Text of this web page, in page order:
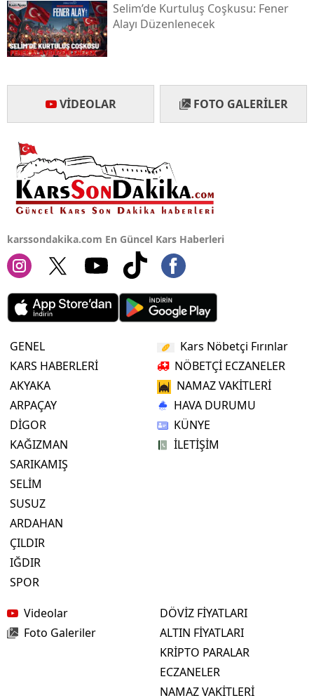
Bartın
Yalova
Karabük
Selim’de Kurtuluş Coşkusu: Fener
Alayı Düzenlenecek
VIDEOLAR FOTO GALERILER
karssondakika.com En Güncel Kars Haberleri
GENEL
KARS HABERLERİ
AKYAKA
ARPAÇAY
DİGOR
KAĞIZMAN
SARIKAMIŞ
SELİM
SUSUZ
ARDAHAN
ÇILDIR
IĞDIR
SPOR
Kars Nöbetçi Fırınlar
NÖBETÇİ ECZANELER
NAMAZ VAKİTLERİ
HAVA DURUMU
KÜNYE
İLETİŞİM
Videolar
Foto Galeriler
DÖVİZ FİYATLARI
ALTIN FİYATLARI
KRİPTO PARALAR
ECZANELER
NAMAZ VAKİTLERİ